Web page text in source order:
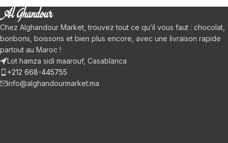
Chez Alghandour Market, trouvez tout ce qu’il vous faut : chocolat,
bonbons, boissons et bien plus encore, avec une livraison rapide
partout au Maroc !
Lot hamza sidi maarouf, Casablanca
+212 668-445755
info@alghandourmarket.ma